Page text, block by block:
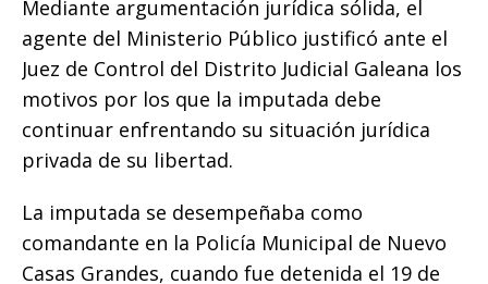
Mediante argumentación jurídica sólida, el
agente del Ministerio Público justificó ante el
Juez de Control del Distrito Judicial Galeana los
motivos por los que la imputada debe
continuar enfrentando su situación jurídica
privada de su libertad.
La imputada se desempeñaba como
comandante en la Policía Municipal de Nuevo
Casas Grandes, cuando fue detenida el 19 de